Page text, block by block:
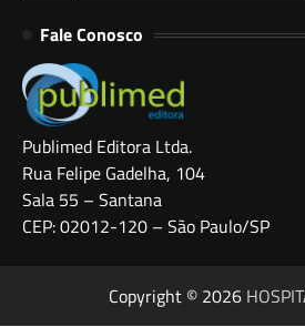
Fale Conosco
Publimed Editora Ltda.
Rua Felipe Gadelha, 104
Sala 55 – Santana
CEP: 02012-120 – São Paulo/SP
Copyright © 2026